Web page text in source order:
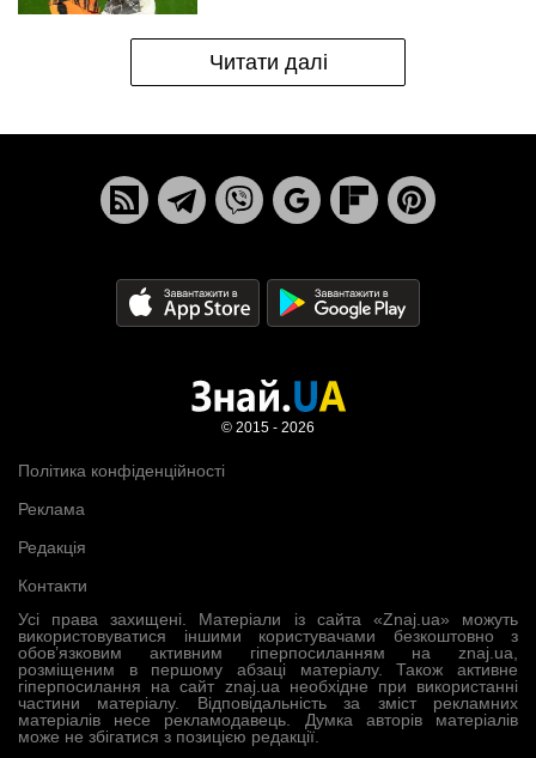
Читати далі
Усі права захищені. Матеріали із сайта «Znaj.ua» можуть
використовуватися іншими користувачами безкоштовно з
обов’язковим активним гіперпосиланням на znaj.ua,
розміщеним в першому абзаці матеріалу. Також активне
гіперпосилання на сайт znaj.ua необхідне при використанні
частини матеріалу. Відповідальність за зміст рекламних
матеріалів несе рекламодавець. Думка авторів матеріалів
може не збігатися з позицією редакції.
Політика конфіденційності
Реклама
Редакція
Контакти
© 2015 - 2026